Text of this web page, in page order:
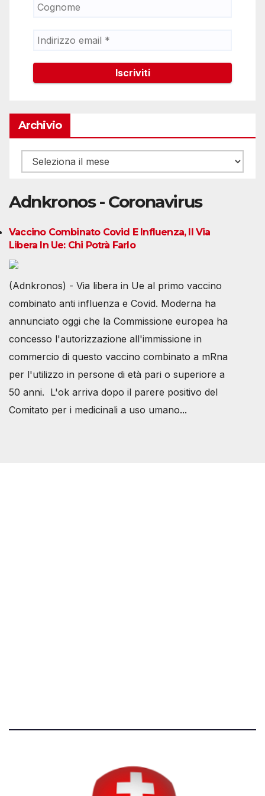
Archivio
Archivio
Adnkronos - Coronavirus
Vaccino Combinato Covid E Influenza, Il Via
Libera In Ue: Chi Potrà Farlo
(Adnkronos) - Via libera in Ue al primo vaccino
combinato anti influenza e Covid. Moderna ha
annunciato oggi che la Commissione europea ha
concesso l'autorizzazione all'immissione in
commercio di questo vaccino combinato a mRna
per l'utilizzo in persone di età pari o superiore a
50 anni. L'ok arriva dopo il parere positivo del
Comitato per i medicinali a uso umano...